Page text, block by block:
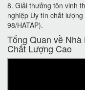
8. Giải thưởng tôn vinh
nghiệp Uy tín chất
98/HATAP).
Tổng Quan về
Chất Lượng Cao